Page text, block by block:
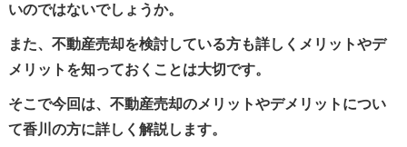
いのではないでしょうか。
また、不動産売却を検討している方も詳しくメリットやデ
メリットを知っておくことは大切です。
そこで今回は、不動産売却のメリットやデメリットについ
て香川の方に詳しく解説します。